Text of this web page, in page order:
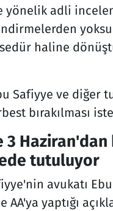
yönelik adli
haline
Safiyye ve diğer
bırakılması
3
tutuluyor
avukatı
AA'ya yaptığı